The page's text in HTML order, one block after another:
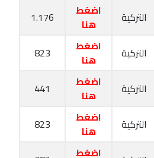
التركية
اضغط
هنا
1.176
التركية
اضغط
هنا
823
التركية
اضغط
هنا
441
التركية
اضغط
هنا
823
اضغط